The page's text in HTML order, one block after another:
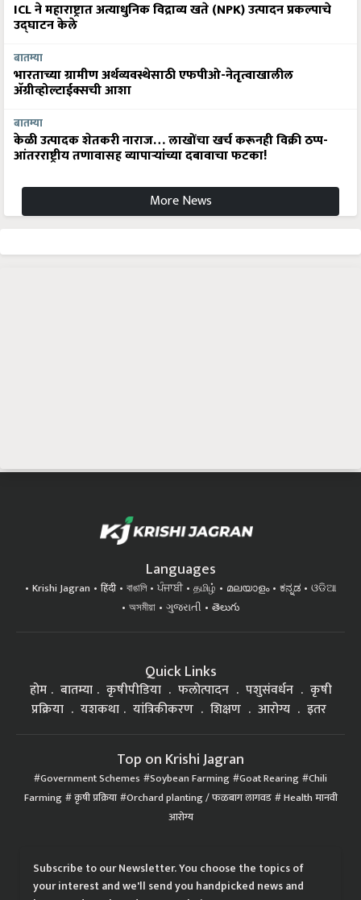
ICL ने महाराष्ट्रात अत्याधुनिक विद्राव्य खते (NPK) उत्पादन प्रकल्पाचे
उद्घाटन केले
बातम्या
भारताच्या ग्रामीण अर्थव्यवस्थेसाठी एफपीओ-नेतृत्वाखालील
अ‍ॅग्रीव्होल्टाईक्सची आशा
बातम्या
केळी उत्पादक शेतकरी नाराज… लाखोंचा खर्च करूनही विक्री ठप्प-
आंतरराष्ट्रीय तणावासह व्यापाऱ्यांच्या दबावाचा फटका!
More News
Languages
Krishi Jagran हिंदी বাঙালি ਪੰਜਾਬੀ தமிழ் മലയാളം ಕನ್ನಡ
ଓଡିଆ
অসমীয়া
ગુજરાતી తెలుగు
Quick Links
होम बातम्या कृषीपीडिया फलोत्पादन पशुसंवर्धन
कृषी
प्रक्रिया
यशकथा यांत्रिकीकरण शिक्षण आरोग्य इतर
Top on Krishi Jagran
Government Schemes Soybean Farming Goat Rearing Chili
Farming कृषी प्रक्रिया Orchard planting / फळबाग लागवड Health मानवी
आरोग्य
Subscribe to our Newsletter. You choose the topics of
your interest and we'll send you handpicked news and